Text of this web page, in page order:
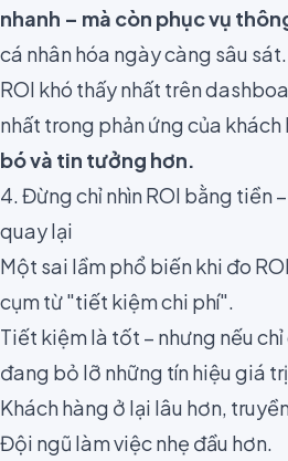
nhanh – mà còn phục vụ
cá nhân hóa ngày càng sâu
ROI khó thấy nhất trên
nhất trong phản ứng của khách
bó và tin tưởng hơn.
4. Đừng chỉ nhìn ROI bằng tiền
quay lại
Một sai lầm phổ biến khi đo
cụm từ "tiết kiệm chi phí".
Tiết kiệm là tốt – nhưng nếu
đang bỏ lỡ những tín hiệu giá
Khách hàng ở lại lâu hơn,
Đội ngũ làm việc nhẹ đầu hơn.